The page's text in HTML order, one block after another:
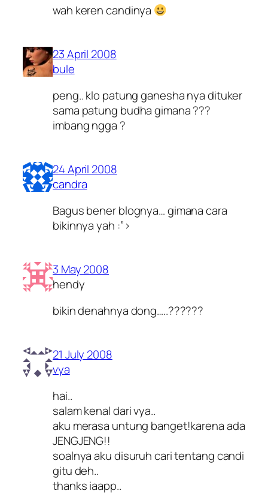
wah keren candinya
23 April 2008
bule
peng.. klo patung ganesha nya dituker
sama patung budha gimana ???
imbang ngga ?
24 April 2008
candra
Bagus bener blognya… gimana cara
bikinnya yah :”>
3 May 2008
hendy
bikin denahnya dong…..??????
21 July 2008
vya
hai..
salam kenal dari vya..
aku merasa untung banget!karena ada
JENGJENG!!
soalnya aku disuruh cari tentang candi
gitu deh..
thanks iaapp..